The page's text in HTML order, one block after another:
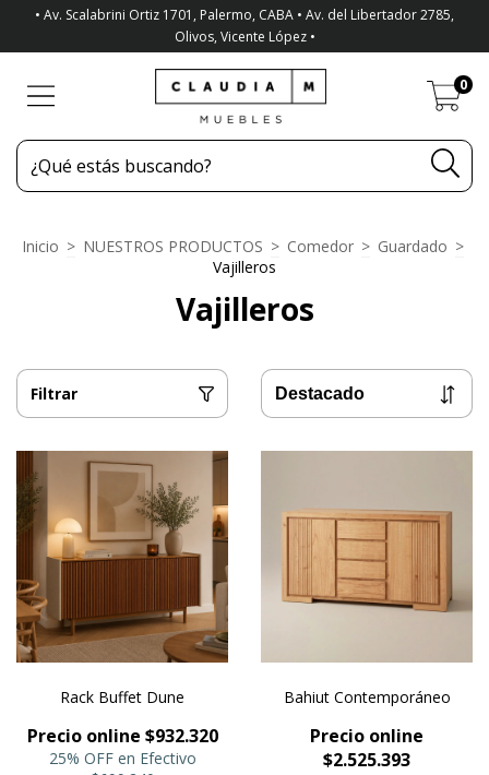
• Av. Scalabrini Ortiz 1701, Palermo, CABA • Av. del Libertador 2785,
Olivos, Vicente López •
0
Inicio > NUESTROS PRODUCTOS > Comedor > Guardado >
Vajilleros
Vajilleros
Filtrar
Rack Buffet Dune
Precio online $932.320
25% OFF en Efectivo
Bahiut Contemporáneo
Precio online
$2.525.393